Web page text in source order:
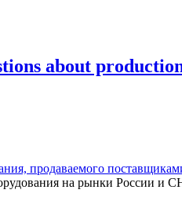
about
продаваемого
на рынки России и